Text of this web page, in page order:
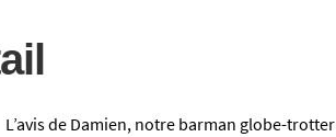
L’avis de Damien, notre barman globe-trotter